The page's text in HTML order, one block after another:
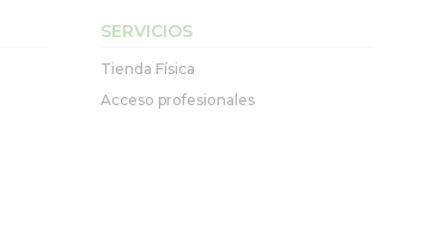
SERVICIOS
Tienda Física
Acceso profesionales